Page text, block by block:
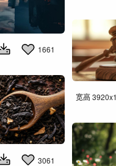
1661
宽高
3061